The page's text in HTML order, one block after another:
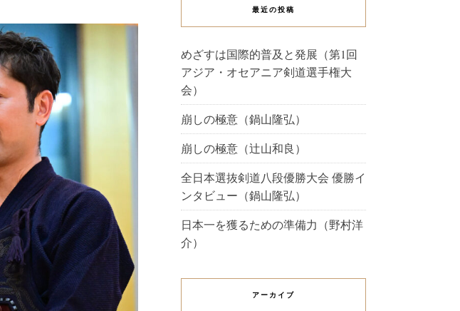
最近の投稿
めざすは国際的普及と発展（第1回
アジア・オセアニア剣道選手権大
会）
崩しの極意（鍋山隆弘）
崩しの極意（辻山和良）
全日本選抜剣道八段優勝大会 優勝イ
ンタビュー（鍋山隆弘）
日本一を獲るための準備力（野村洋
介）
アーカイブ